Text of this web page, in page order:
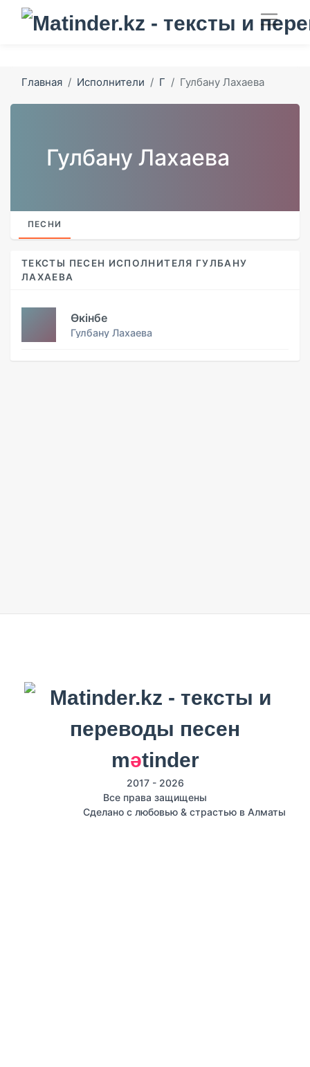
Главная Исполнители Г Гулбану Лахаева
Гулбану Лахаева
ПЕСНИ
ТЕКСТЫ ПЕСЕН ИСПОЛНИТЕЛЯ ГУЛБАНУ
ЛАХАЕВА
Өкінбе
Гулбану Лахаева
mәtinder
2017 - 2026
Все права защищены
Сделано с любовью & страстью в Алматы